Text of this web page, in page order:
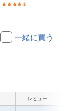
一緒に買う
レビュー